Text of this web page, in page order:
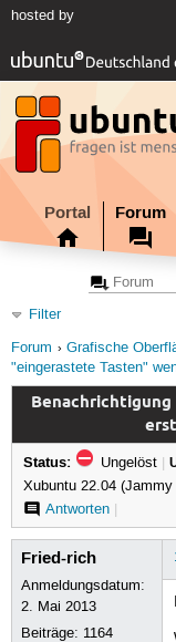
hosted by
Portal Forum
Filter
Forum
Grafische
"eingerastete Tasten"
Status: Ungelöst |
Xubuntu 22.04
Antworten|
Fried-rich
Anmeldungsdatum:
2. Mai 2013
Beiträge: 1164